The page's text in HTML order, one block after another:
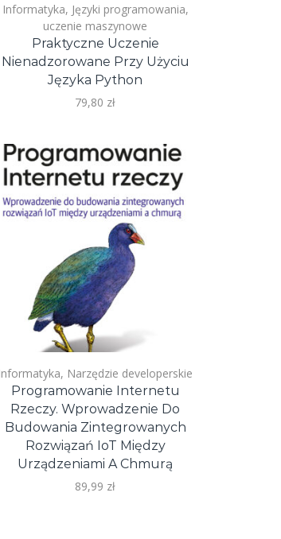
Informatyka, Języki programowania,
uczenie maszynowe
Praktyczne Uczenie
Nienadzorowane Przy Użyciu
Języka Python
79,80 zł
Informatyka, Narzędzie developerskie
Programowanie Internetu
Rzeczy. Wprowadzenie Do
Budowania Zintegrowanych
Rozwiązań IoT Między
Urządzeniami A Chmurą
89,99 zł